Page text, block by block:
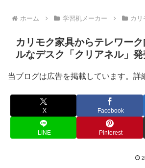
ホーム 学習机メーカー カリ
カリモク家具からテレワー
ルなデスク「クリアネル」発
当ブログは広告を掲載しています。詳
X Facebook
LINE Pinterest